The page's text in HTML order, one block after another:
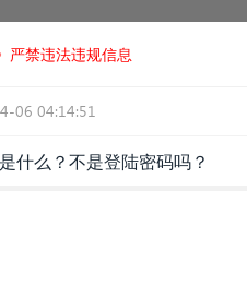
严禁违法违规信息
06 04:14:51
什么？不是登陆密码吗？